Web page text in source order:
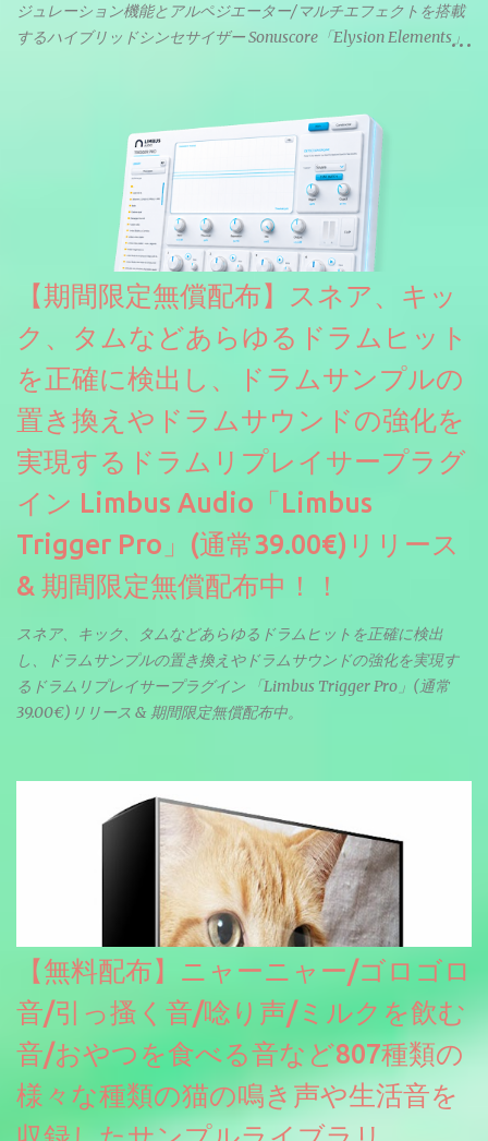
ジュレーション機能とアルペジエーター/マルチエフェクトを搭載
するハイブリッドシンセサイザー Sonuscore「Elysion Elements」
えるようになっています。総容量も7GBを超えます。複数の設定に
より音色が作りこまれているため、あらかじめアルペジオがプロ
グラムされているプリセットも多いですが、アルペジオを切るこ
とももちろんできます。 ほとんどのシンセライブラリは、音を一
度サンプリングしてベロシティで音量を調整します。 しかし、
ELYSIONは違います。ビンテージシンセを含む様々な音源から、
複数のベロシティレイヤーにわたって録音し、各レイヤーを整形
することで、弱く演奏した場合と強く演奏した場合で、全く異な
る音色が得られます。単に音量を変えただけの同じ音ではありま
せん。
【期間限定無償配布】スネア、キッ
ク、タムなどあらゆるドラムヒット
を正確に検出し、ドラムサンプルの
置き換えやドラムサウンドの強化を
実現するドラムリプレイサープラグ
イン Limbus Audio「Limbus
Trigger Pro」(通常39.00€)リリース
& 期間限定無償配布中！！
スネア、キック、タムなどあらゆるドラムヒットを正確に検出
し、ドラムサンプルの置き換えやドラムサウンドの強化を実現す
るドラムリプレイサープラグイン 「Limbus Trigger Pro」(通常
39.00€)リリース & 期間限定無償配布中。
【無料配布】ニャーニャー/ゴロゴロ
音/引っ搔く音/唸り声/ミルクを飲む
音/おやつを食べる音など807種類の
様々な種類の猫の鳴き声や生活音を